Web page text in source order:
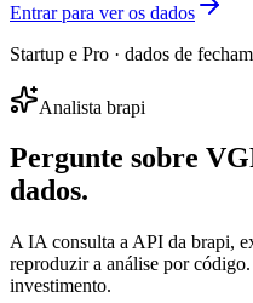
Entrar para ver os dados
Startup e Pro · dados de
Analista brapi
Pergunte sobre
dados.
A IA consulta a API da brapi,
reproduzir a análise por
investimento.